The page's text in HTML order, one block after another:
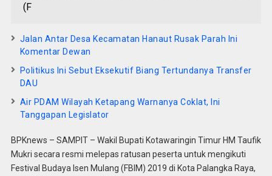
(F
Jalan Antar Desa Kecamatan Hanaut Rusak Parah Ini
Komentar Dewan
Politikus Ini Sebut Eksekutif Biang Tertundanya Transfer
DAU
Air PDAM Wilayah Ketapang Warnanya Coklat, Ini
Tanggapan Legislator
BPKnews – SAMPIT – Wakil Bupati Kotawaringin Timur HM Taufik
Mukri secara resmi melepas ratusan peserta untuk mengikuti
Festival Budaya Isen Mulang (FBIM) 2019 di Kota Palangka Raya,